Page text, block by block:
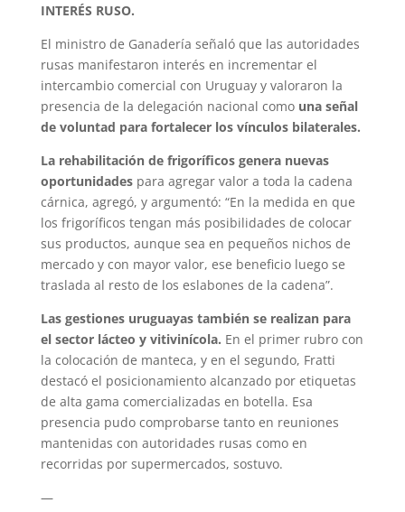
INTERÉS RUSO.
El ministro de Ganadería señaló que las autoridades
rusas manifestaron interés en incrementar el
intercambio comercial con Uruguay y valoraron la
presencia de la delegación nacional como una señal
de voluntad para fortalecer los vínculos bilaterales.
La rehabilitación de frigoríficos genera nuevas
oportunidadespara agregar valor a toda la cadena
cárnica, agregó, y argumentó: “En la medida en que
los frigoríficos tengan más posibilidades de colocar
sus productos, aunque sea en pequeños nichos de
mercado y con mayor valor, ese beneficio luego se
traslada al resto de los eslabones de la cadena”.
Las gestiones uruguayas también se realizan para
el sector lácteo y vitivinícola. En el primer rubro con
la colocación de manteca, y en el segundo, Fratti
destacó el posicionamiento alcanzado por etiquetas
de alta gama comercializadas en botella. Esa
presencia pudo comprobarse tanto en reuniones
mantenidas con autoridades rusas como en
recorridas por supermercados, sostuvo.
—